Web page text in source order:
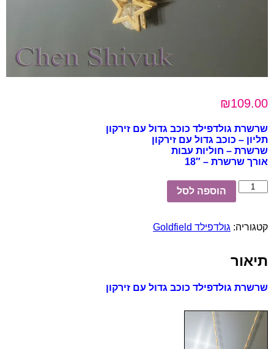
₪109.00
שרשרת גולדפילד כוכב גדול עם זירקון
תליון – כוכב גדול עם זירקון
שרשרת – חוליות עבות
אורך שרשרת – 18″
כמות
של
כוכב
זירקון
הוספה לסל
קטגוריה: גולדפילד Goldfield
תיאור
שרשרת גולדפילד כוכב גדול עם זירקון